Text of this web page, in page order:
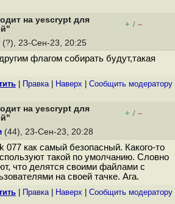
на yescrypt для
+ / –
(?), 23-Сен-23, 20:25
флагом собирать будут,такая
Правка| Наверх Cообщить модератору
на yescrypt для
+ / –
(44), 23-Сен-23, 20:28
077 как самый безопасный. Какого-то
такой по умолчанию. Словно
что делятся своими файлами с
на своей тачке. Ага.
Правка| Наверх Cообщить модератору